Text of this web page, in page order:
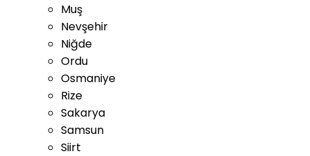
Muş
Nevşehir
Niğde
Ordu
Osmaniye
Rize
Sakarya
Samsun
Siirt